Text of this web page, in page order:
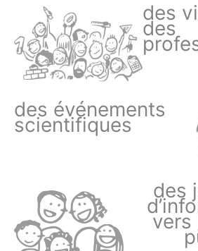
des
des
des événements
scientifiques
des
vers